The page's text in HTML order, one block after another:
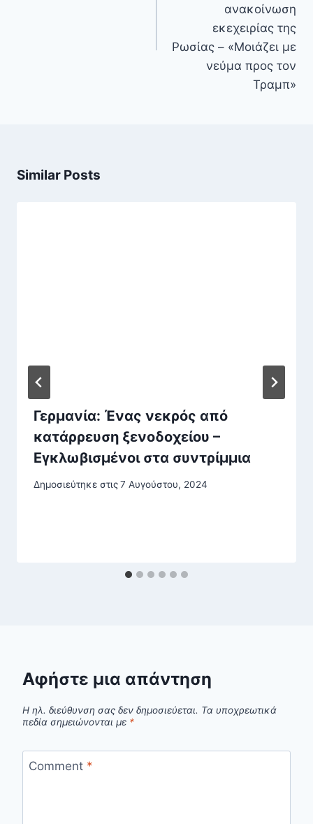
ανακοίνωση
εκεχειρίας της
Ρωσίας – «Μοιάζει με
νεύμα προς τον
Τραμπ»
Similar Posts
Γερμανία: Ένας νεκρός από
κατάρρευση ξενοδοχείου –
Εγκλωβισμένοι στα συντρίμμια
Δημοσιεύτηκε στις7 Αυγούστου, 2024
Αφήστε μια απάντηση
Η ηλ. διεύθυνση σας δεν δημοσιεύεται. Τα υποχρεωτικά
πεδία σημειώνονται με *
Comment *